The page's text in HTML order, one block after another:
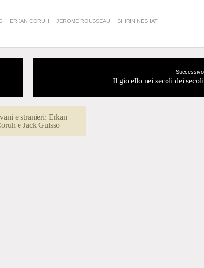
ERKAN CORUH JEROME ROUSSEAU SHIRIN NESHAT
Successivo
Il gioiello nei secoli dei secoli
e stranieri: Erkan
e Jack Guisso